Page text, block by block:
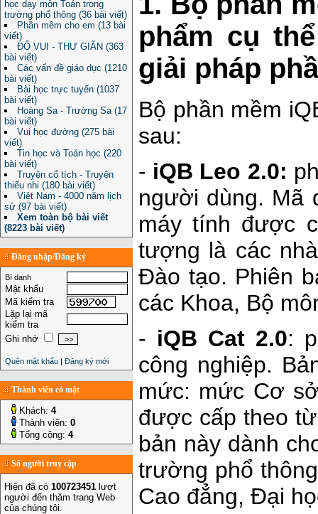
học dạy môn Toán trong
trường phổ thông (36 bài viết)
Phần mềm cho em (13 bài
viết)
ĐỐ VUI - THƯ GIÃN (363
bài viết)
Các vấn đề giáo dục (1210
bài viết)
Bài học trực tuyến (1037
bài viết)
Hoàng Sa - Trường Sa (17
bài viết)
Vui học đường (275 bài
viết)
Tin học và Toán học (220
bài viết)
Truyện cổ tích - Truyện
thiếu nhi (180 bài viết)
Việt Nam - 4000 năm lịch
sử (97 bài viết)
Xem toàn bộ bài viết
(8223 bài viết)
Đăng nhập/Đăng ký
Bí danh
Mật khẩu
Mã kiểm tra
Lặp lại mã
kiểm tra
Ghi nhớ
Quên mật khẩu | Đăng ký mới
Thành viên có mặt
Khách: 4
Thành viên: 0
Tổng cộng: 4
Số người truy cập
Hiện đã có 100723451 lượt
người đến thăm trang Web
của chúng tôi.
phẩm cụ
giải pháp
Bộ phần mềm
sau:
- iQB Leo 2.0:
người dùng. Mã
máy tính được
tượng là các
Đào tạo. Phiên
các Khoa, Bộ
- iQB Cat 2.0:
công nghiệp.
mức: mức Cơ
được cấp theo
bản này dành
trường phổ
Cao đẳng, Đại